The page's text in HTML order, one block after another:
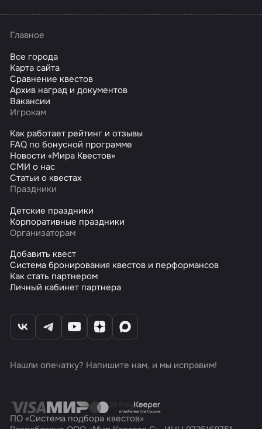
Главное
Все города
Карта сайта
Сравнение квестов
Архив наград и документов
Вакансии
Игрокам
Как работает рейтинг и отзывы
FAQ по бонусной программе
Новости «Мира Квестов»
СМИ о нас
Статьи о квестах
Праздники
Детские праздники
Корпоративные праздники
Организаторам
Добавить квест
Система бронирования квестов и перформансов
Как стать партнером
Личный кабинет партнера
Нашли опечатку? Напишите нам, и мы исправим!
ПО «Система подбора квестов»